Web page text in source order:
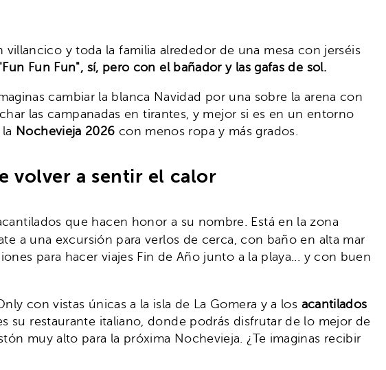
y toda la familia alrededor de una mesa con jerséis
Fun Fun", sí, pero con el bañador y las gafas de sol.
cambiar la blanca Navidad por una sobre la arena con
las campanadas en tirantes, y mejor si es en un entorno
Nochevieja 2026 con menos ropa y más grados.
volver a sentir el calor
que hacen honor a su nombre. Está en la zona
a una excursión para verlos de cerca, con baño en alta mar
para hacer viajes Fin de Año junto a la playa... y con buen
con vistas únicas a la isla de La Gomera y a los acantilados
su restaurante italiano, donde podrás disfrutar de lo mejor de
muy alto para la próxima Nochevieja. ¿Te imaginas recibir